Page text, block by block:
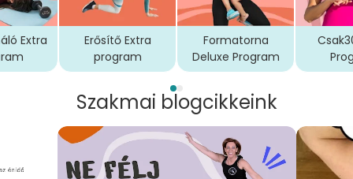
Extra
Erősítő Extra
program
Formatorna
Deluxe Program
Szakmai blogcikkeink